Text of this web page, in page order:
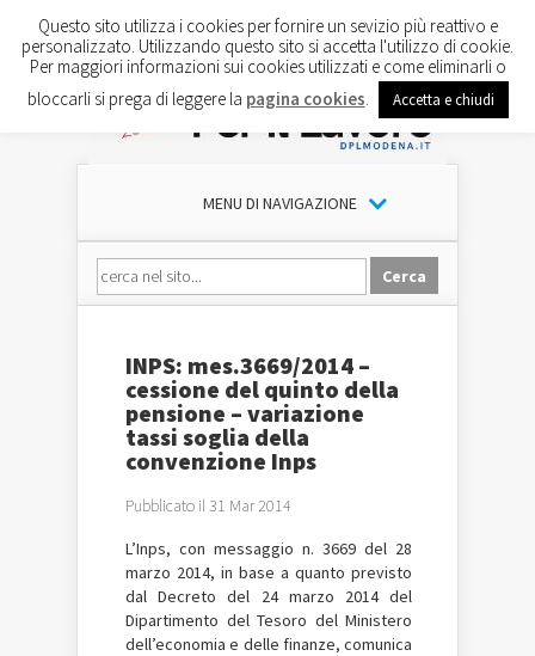
MENU DI NAVIGAZIONE
INPS: mes.3669/2014 –
cessione del quinto della
pensione – variazione
tassi soglia della
convenzione Inps
Pubblicato il 31 Mar 2014
L’Inps, con messaggio n. 3669 del 28
marzo 2014, in base a quanto previsto
dal Decreto del 24 marzo 2014 del
Dipartimento del Tesoro del Ministero
dell’economia e delle finanze, comunica
Questo sito utilizza i cookies per fornire un sevizio più reattivo e
personalizzato. Utilizzando questo sito si accetta l'utilizzo di cookie.
Per maggiori informazioni sui cookies utilizzati e come eliminarli o
bloccarli si prega di leggere la pagina cookies Accetta e chiudi